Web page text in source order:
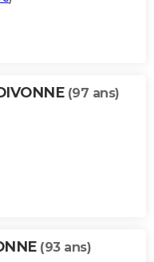
(97 ans)
(93 ans)